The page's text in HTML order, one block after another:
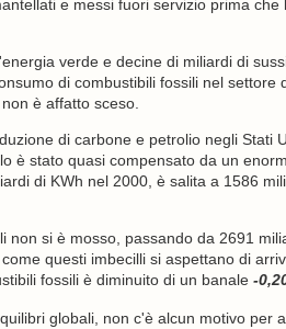
e messi fuori servizio prima che
verde e decine di miliardi di
di combustibili fossili nel settore
è affatto sceso.
di carbone e petrolio negli Stati
è stato quasi compensato da un
di KWh nel 2000, è salita a 1586
si è mosso, passando da 2691
questi imbecilli si aspettano di
fossili è diminuito di un banale -
globali, non c'è alcun motivo per